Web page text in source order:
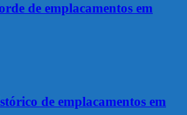
de emplacamentos em
de emplacamentos em